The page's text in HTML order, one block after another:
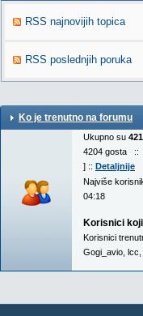
RSS najnovijih topica
RSS poslednjih poruka
Ko je trenutno na forumu
Ukupno su
4204 gosta
] :: Detaljnije
Najviše
04:18
Korisnici
Korisnici
Gogi_avio lcc